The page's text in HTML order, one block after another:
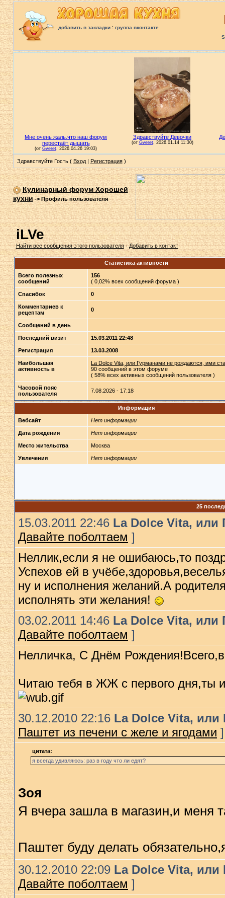
добавить в закладки: группа вконтакте
Здравствуйте Гость ( Вход| Регистрация)
Кулинарный форум Хорошей
кухни->Профиль пользователя
iLVe
Найти все сообщения этого пользователя·Добавить в контакт
Статистика активности
Всего полезных
сообщений
156
( 0,02% всех сообщений форума )
Спасибок 0
Комментариев к
рецептам
0
Сообщений в день
Последний визит 15.03.2011 22:48
Регистрация 13.03.2008
Наибольшая
активность в
La Dolce Vita, или Гурманами не рождаются, ими
90 сообщений в этом форуме
( 58% всех активных сообщений пользователя )
Часовой пояс
пользователя
7.08.2026 - 17:18
Информация
Вебсайт Нет информации
Дата рождения Нет информации
Место жительства Москва
Увлечения Нет информации
25
15.03.2011 22:46 La Dolce Vita, или
Давайте поболтаем ]
Неллик,если я не ошибаюсь,то
Успехов ей в
ну и исполнения желаний.А
исполнять эти желания!
03.02.2011 14:46 La Dolce Vita, или
Давайте поболтаем ]
Нелличка, С Днём
Читаю тебя в ЖЖ с первого дня,ты
30.12.2010 22:16 La Dolce Vita,
Паштет из печени с желе и ягодами ]
цитата:
я всегда удивляюсь: раз в году что ли едят?
Зоя
Я вчера зашла в магазин,и меня
Паштет буду делать
30.12.2010 22:09 La Dolce Vita,
Давайте поболтаем ]